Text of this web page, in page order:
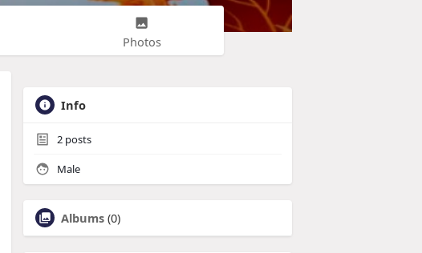
Photos
Info
2 posts
Male
Albums (0)